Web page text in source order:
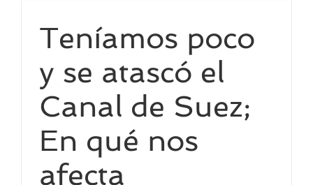
Teníamos poco
y se atascó el
Canal de Suez;
En qué nos
afecta